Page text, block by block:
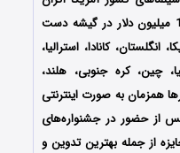
شد و توانست به فروش تقریبی 19.7 میلیون دلار در گیشه دست
کانادا، استرالیا،
چین، کره جنوبی، هلند،
همزمان به صورت اینترنتی
از حضور در جشنواره‌‌‌های
متعدد موفق شد برنده 3 جایزه از جمله بهترین تدوین و